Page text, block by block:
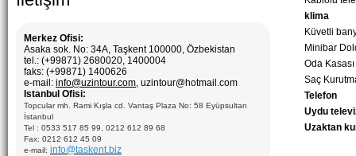
Merkez Ofisi:
Asaka sok. No: 34A, Taşkent 100000, Özbekistan
tel.: (+99871) 2680020, 1400004
faks: (+99871) 1400626
e-mail: info@uzintour.com, uzintour@hotmail.com
Istanbul Ofisi:
Topcular mh. Rami Kışla cd. Vantaş Plaza No: 58 Eyüpsultan
İstanbul
Tel : 0533 517 85 99, 0212 612 89 68
Fax: 0212 612 45 09
e-mail: info@taskent.biz
klima
Küvetli
Minibar
Oda Kasası
Saç
Telefon
Uydu
Uzaktan